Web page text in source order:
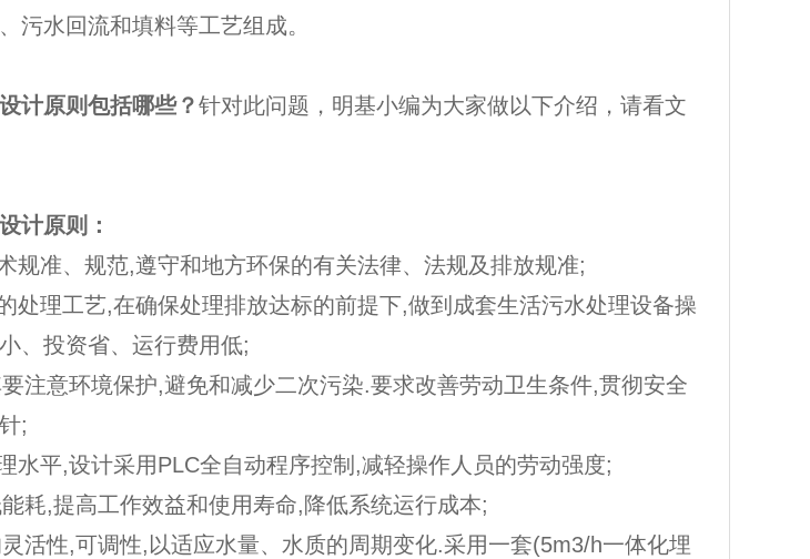
污水回流和填料等工艺组成。
计原则包括哪些？针对此问题，明基小编为大家做以下介绍，请看文
计原则：
规准、规范,遵守和地方环保的有关法律、法规及排放规准;
处理工艺,在确保处理排放达标的前提下,做到成套生活污水处理设备操
、投资省、运行费用低;
注意环境保护,避免和减少二次污染.要求改善劳动卫生条件,贯彻安全
;
水平,设计采用PLC全自动程序控制,减轻操作人员的劳动强度;
耗,提高工作效益和使用寿命,降低系统运行成本;
活性,可调性,以适应水量、水质的周期变化.采用一套(5m3/h一体化埋